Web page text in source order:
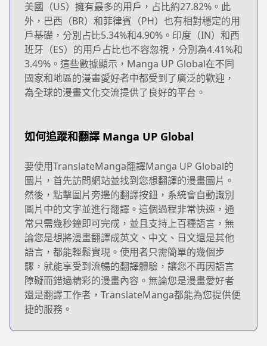
美國（US）擁有最多的用戶，占比約27.82%。此
外，巴西（BR）和菲律賓（PH）也有相對穩定的用
戶基礎，分別占比5.34%和4.90%。印度（IN）和西
班牙（ES）的用戶占比也不容忽視，分別為4.41%和
3.49%。這些數據顯示，Manga UP Global在不同
國家和地區的漫畫愛好者中都受到了廣泛的歡迎，
為全球的漫畫文化交流提供了良好的平台。
如何追蹤和翻譯 Manga UP Global
要使用TranslateManga翻譯Manga UP Global的
圖片，首先訪問網站並找到您想翻譯的漫畫圖片。
然後，點擊圖片旁邊的翻譯按鈕，系統會自動識別
圖片中的文字並進行翻譯。這個過程非常快速，通
常只需幾秒鐘即可完成，並且支持上百種語言，無
論您是想將漫畫翻譯成英文、中文、日文還是其他
語言，都能輕鬆實現。使用者只需簡單的幾個步
驟，就能享受到流暢的翻譯體驗，讓您不再因語言
障礙而錯過精彩的漫畫內容。無論您是漫畫愛好者
還是翻譯工作者，TranslateManga都能為您提供便
捷的服務。